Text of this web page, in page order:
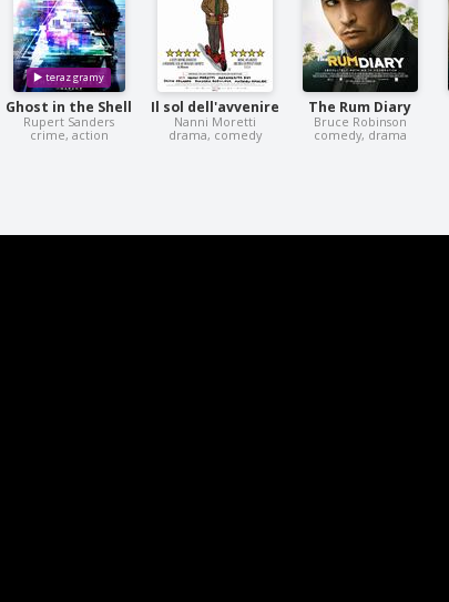
Ghost in the Shell
Rupert Sanders
crime, action
Il sol dell'avvenire
Nanni Moretti
drama, comedy
The Rum Diary
Bruce Robinson
comedy, drama